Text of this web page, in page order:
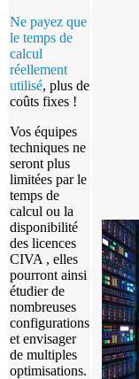
Ne payez que
le temps de
calcul
réellement
utilisé, plus de
coûts fixes !
Vos équipes
techniques ne
seront plus
limitées par le
temps de
calcul ou la
disponibilité
des licences
CIVA , elles
pourront ainsi
étudier de
nombreuses
configurations
et envisager
de multiples
optimisations.